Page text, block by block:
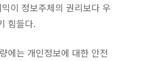
이 정보주체의 권리보다 우
힘들다.
에는 개인정보에 대한 안전